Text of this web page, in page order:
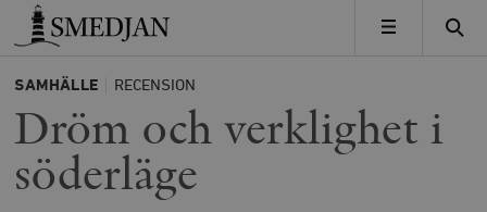
Timbro
MENY
SAMHÄLLE RECENSION
Dröm och verklighet i
söderläge